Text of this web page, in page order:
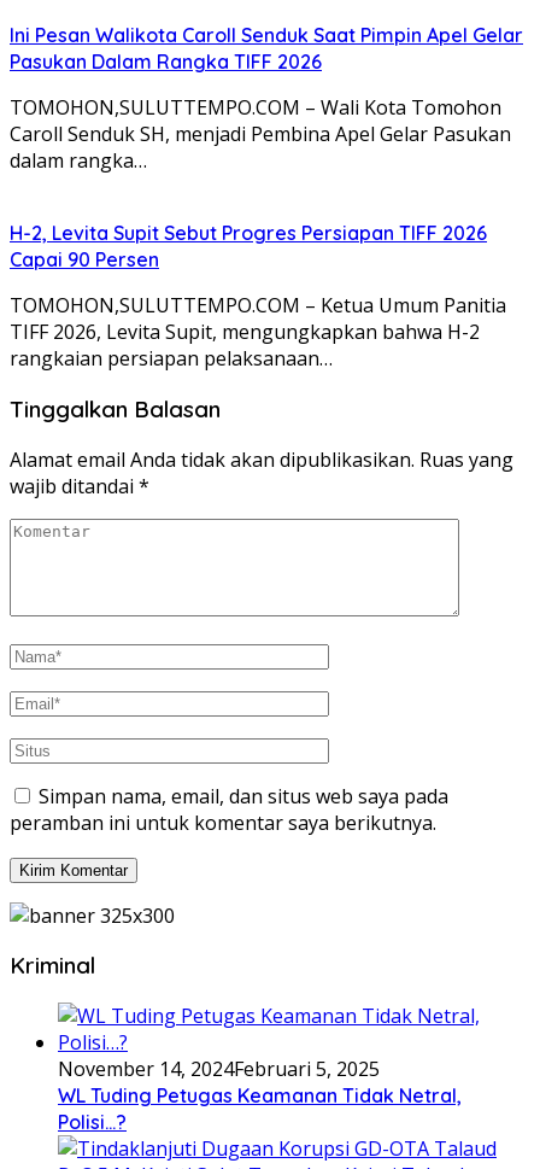
Ini Pesan Walikota Caroll Senduk Saat Pimpin Apel Gelar
Pasukan Dalam Rangka TIFF 2026
TOMOHON,SULUTTEMPO.COM – Wali Kota Tomohon
Caroll Senduk SH, menjadi Pembina Apel Gelar Pasukan
dalam rangka…
H-2, Levita Supit Sebut Progres Persiapan TIFF 2026
Capai 90 Persen
TOMOHON,SULUTTEMPO.COM – Ketua Umum Panitia
TIFF 2026, Levita Supit, mengungkapkan bahwa H-2
rangkaian persiapan pelaksanaan…
Tinggalkan Balasan
Alamat email Anda tidak akan dipublikasikan. Ruas yang
wajib ditandai *
Simpan nama, email, dan situs web saya pada
peramban ini untuk komentar saya berikutnya.
Kriminal
November 14, 2024Februari 5, 2025
WL Tuding Petugas Keamanan Tidak Netral,
Polisi…?